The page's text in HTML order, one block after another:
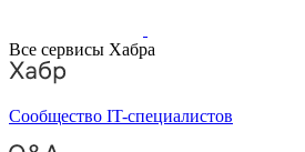
Все сервисы Хабра
Сообщество IT-специалистов